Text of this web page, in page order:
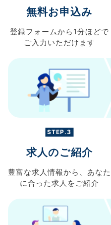
無料お申込み
登録フォームから 1分ほどで
ご入力 いただけます
STEP.3
求人のご紹介
豊富な求人情報から、 あなた
に合った求人を ご紹介